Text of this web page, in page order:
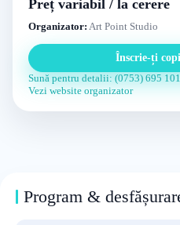
Preț variabil / la cerere
Organizator: Art Point Studio
Înscrie-ți
Sună pentru detalii: (0753) 695 101
Vezi website organizator
Program &